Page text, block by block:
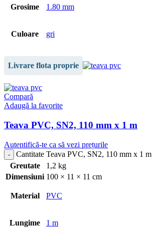
Grosime 1.80 mm
Culoare gri
Livrare flota proprie
Compară
Adaugă la favorite
Teava PVC, SN2, 110 mm x 1 m
Autentifică-te ca să vezi prețurile
Cantitate Teava PVC, SN2, 110 mm x 1 m
Greutate
1,2 kg
Dimensiuni 100 × 11 × 11 cm
Material PVC
Lungime 1 m